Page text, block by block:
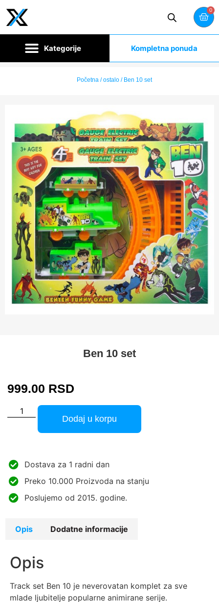
0
Kompletna ponuda
Početna /ostalo / Ben 10 set
Ben 10 set
999.00 RSD
Dodaj u korpu
Dostava za 1 radni dan
Preko 10.000 Proizvoda na stanju
Poslujemo od 2015. godine.
Opis Dodatne informacije
Opis
Track set Ben 10 je neverovatan komplet za sve
mlade ljubitelje popularne animirane serije.